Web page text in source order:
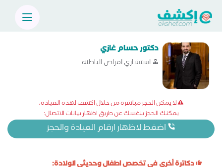
دكتور حسام غازي
استشاري امراض الباطنه
لا يمكن الحجز مباشرة من خلال اكشف لهذه العيادة،
يمكنك الحجز بنفسك عن طريق اظهار بيانات الاتصال:
اضغط لاظهار ارقام العيادة والحجز
دكاترة أخرى في تخصص اطفال وحديثي الولادة: